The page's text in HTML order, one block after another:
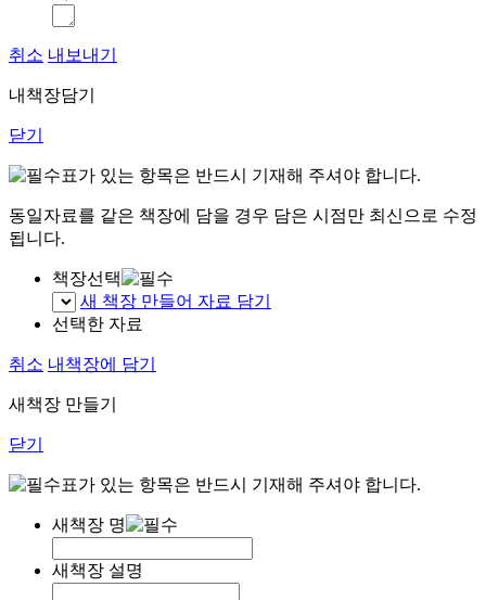
취소 내보내기
내책장담기
닫기
표가 있는 항목은 반드시 기재해 주셔야 합니다.
동일자료를 같은 책장에 담을 경우 담은 시점만 최신으로 수정
됩니다.
책장선택
새 책장 만들어 자료 담기
선택한 자료
취소 내책장에 담기
새책장 만들기
닫기
표가 있는 항목은 반드시 기재해 주셔야 합니다.
새책장 명
새책장 설명